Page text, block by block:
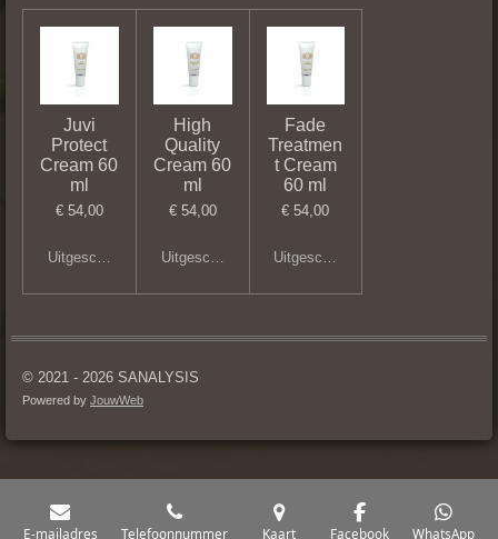
Juvi
Protect
Cream 60
ml
€ 54,00
Uitgeschakeld
High
Quality
Cream 60
ml
€ 54,00
Uitgeschakeld
Fade
Treatmen
t Cream
60 ml
€ 54,00
Uitgeschakeld
© 2021 - 2026 SANALYSIS
Powered by JouwWeb
E-mailadres Telefoonnummer Kaart Facebook WhatsApp